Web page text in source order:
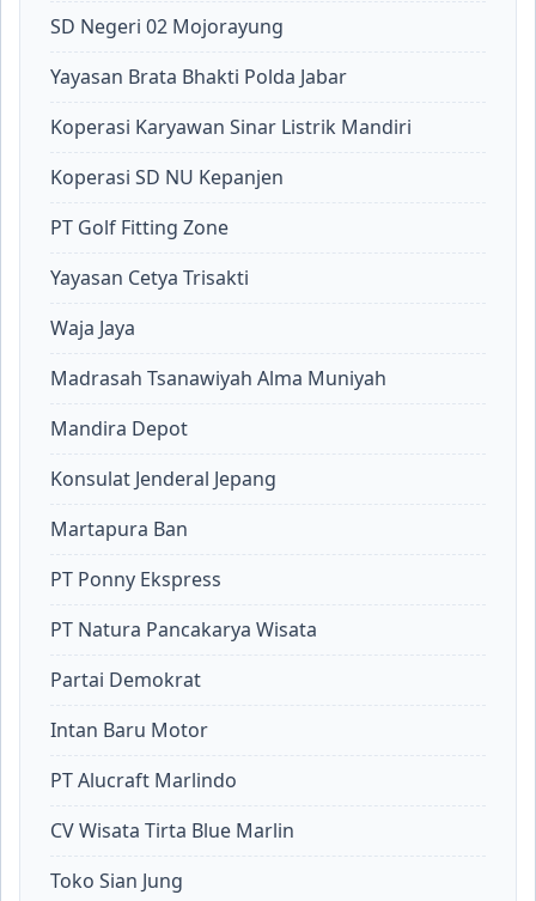
SD Negeri 02 Mojorayung
Yayasan Brata Bhakti Polda Jabar
Koperasi Karyawan Sinar Listrik Mandiri
Koperasi SD NU Kepanjen
PT Golf Fitting Zone
Yayasan Cetya Trisakti
Waja Jaya
Madrasah Tsanawiyah Alma Muniyah
Mandira Depot
Konsulat Jenderal Jepang
Martapura Ban
PT Ponny Ekspress
PT Natura Pancakarya Wisata
Partai Demokrat
Intan Baru Motor
PT Alucraft Marlindo
CV Wisata Tirta Blue Marlin
Toko Sian Jung